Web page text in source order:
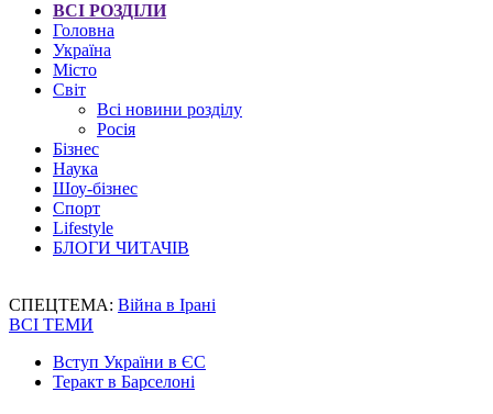
ВСІ РОЗДІЛИ
Головна
Україна
Місто
Світ
Всі новини розділу
Росія
Бізнес
Наука
Шоу-бізнес
Спорт
Lifestyle
БЛОГИ ЧИТАЧІВ
СПЕЦТЕМА: Війна в Ірані
ВСІ ТЕМИ
Вступ України в ЄС
Теракт в Барселоні